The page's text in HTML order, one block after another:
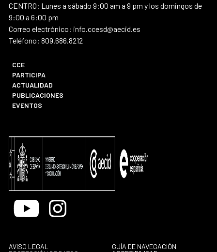
CENTRO: Lunes a sábado 9:00 am a 9 pm y los domingos de
9:00 a 6:00 pm
Correo electrónico: info.ccesd@aecid.es
Teléfono: 809.686.8212
CCE
PARTICIPA
ACTUALIDAD
PUBLICACIONES
EVENTOS
Youtube Instagram
AVISO LEGAL
GUÍA DE NAVEGACIÓN